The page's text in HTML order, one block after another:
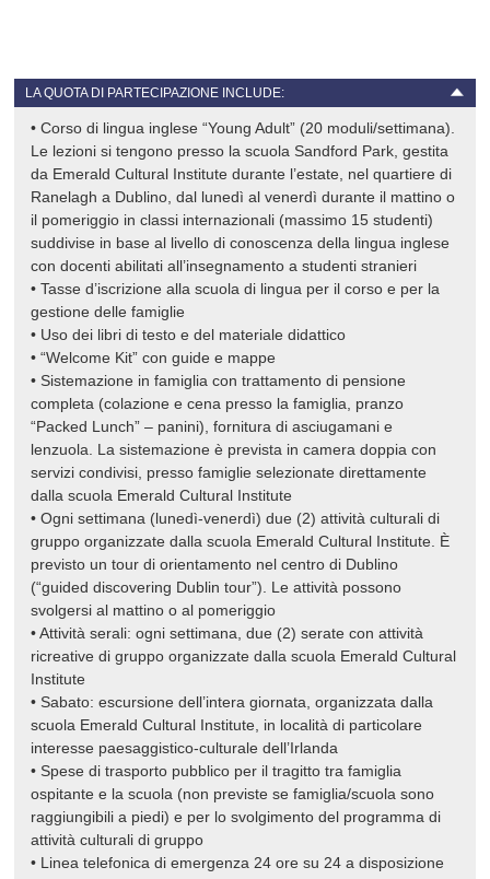
LA QUOTA DI PARTECIPAZIONE INCLUDE:
• Corso di lingua inglese “Young Adult” (20 moduli/settimana).
Le lezioni si tengono presso la scuola Sandford Park, gestita
da Emerald Cultural Institute durante l’estate, nel quartiere di
Ranelagh a Dublino, dal lunedì al venerdì durante il mattino o
il pomeriggio in classi internazionali (massimo 15 studenti)
suddivise in base al livello di conoscenza della lingua inglese
con docenti abilitati all’insegnamento a studenti stranieri
• Tasse d’iscrizione alla scuola di lingua per il corso e per la
gestione delle famiglie
• Uso dei libri di testo e del materiale didattico
• “Welcome Kit” con guide e mappe
• Sistemazione in famiglia con trattamento di pensione
completa (colazione e cena presso la famiglia, pranzo
“Packed Lunch” – panini), fornitura di asciugamani e
lenzuola. La sistemazione è prevista in camera doppia con
servizi condivisi, presso famiglie selezionate direttamente
dalla scuola Emerald Cultural Institute
• Ogni settimana (lunedì-venerdì) due (2) attività culturali di
gruppo organizzate dalla scuola Emerald Cultural Institute. È
previsto un tour di orientamento nel centro di Dublino
(“guided discovering Dublin tour”). Le attività possono
svolgersi al mattino o al pomeriggio
• Attività serali: ogni settimana, due (2) serate con attività
ricreative di gruppo organizzate dalla scuola Emerald Cultural
Institute
• Sabato: escursione dell’intera giornata, organizzata dalla
scuola Emerald Cultural Institute, in località di particolare
interesse paesaggistico-culturale dell’Irlanda
• Spese di trasporto pubblico per il tragitto tra famiglia
ospitante e la scuola (non previste se famiglia/scuola sono
raggiungibili a piedi) e per lo svolgimento del programma di
attività culturali di gruppo
• Linea telefonica di emergenza 24 ore su 24 a disposizione